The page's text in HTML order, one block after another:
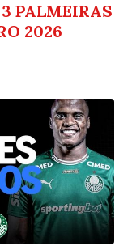
PALMEIRAS
2026